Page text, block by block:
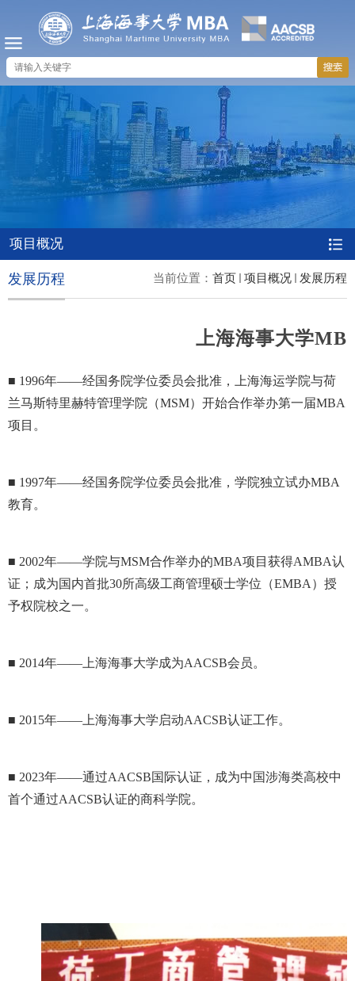
项目概况
当前位置： 首页 项目概况 发展历程
发展历程
上海海事大学
■ 1996年——经国务院学位委员会批准，上海海运学院与荷
兰马斯特里赫特管理学院（MSM）开始合作举办第一届MBA
项目。
■ 1997年——经国务院学位委员会批准，学院独立试办MBA
教育。
■ 2002年——学院与MSM合作举办的MBA项目获得AMBA认
证；成为国内首批30所高级工商管理硕士学位（EMBA）授
予权院校之一。
■ 2014年——上海海事大学成为AACSB会员。
■ 2015年——上海海事大学启动AACSB认证工作。
■ 2023年——通过AACSB国际认证，成为中国涉海类高校中
首个通过AACSB认证的商科学院。